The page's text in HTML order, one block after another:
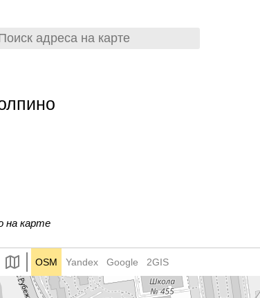
на карте
OSM Yandex Google 2GIS